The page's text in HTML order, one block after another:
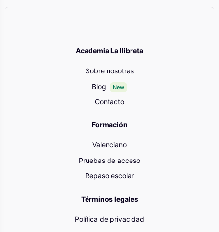
Academia La llibreta
Sobre nosotras
Blog
New
Contacto
Formación
Valenciano
Pruebas de acceso
Repaso escolar
Términos legales
Política de privacidad